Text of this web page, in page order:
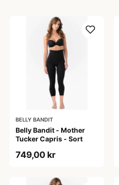
BELLY BANDIT
Belly Bandit - Mother
Tucker Capris - Sort
749,00 kr